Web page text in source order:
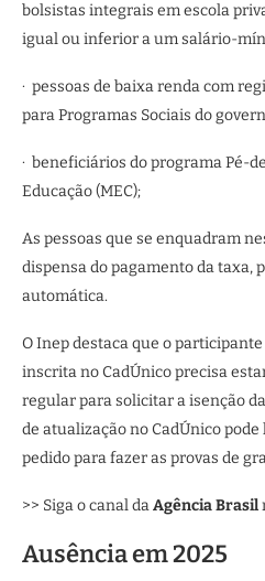
bolsistas integrais em escola
igual ou inferior a um salário-
· pessoas de baixa renda com
para Programas Sociais do
· beneficiários do programa Pé-
Educação (MEC);
As pessoas que se enquadram
dispensa do pagamento da taxa,
automática.
O Inep destaca que o
inscrita no CadÚnico precisa
regular para solicitar a isenção
de atualização no CadÚnico
pedido para fazer as provas de
>> Siga o canal daAgência Brasil
Ausência em 2025